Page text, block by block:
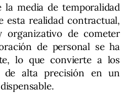
la media de temporalidad
esta realidad contractual,
de cometer
de personal se ha
lo que convierte a los
de alta precisión en un